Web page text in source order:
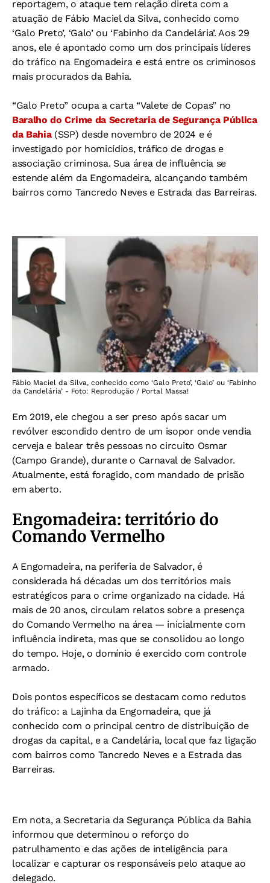
reportagem, o ataque tem relação direta com a
atuação de Fábio Maciel da Silva, conhecido como
‘Galo Preto’, ‘Galo’ ou ‘Fabinho da Candelária’. Aos 29
anos, ele é apontado como um dos principais líderes
do tráfico na Engomadeira e está entre os criminosos
mais procurados da Bahia.
“Galo Preto” ocupa a carta “Valete de Copas” no
Baralho do Crime da Secretaria de Segurança Pública
da Bahia(SSP) desde novembro de 2024 e é
investigado por homicídios, tráfico de drogas e
associação criminosa. Sua área de influência se
estende além da Engomadeira, alcançando também
bairros como Tancredo Neves e Estrada das Barreiras.
Fábio Maciel da Silva, conhecido como ‘Galo Preto’, ‘Galo’ ou ‘Fabinho
da Candelária’ - Foto: Reprodução / Portal Massa!
Em 2019, ele chegou a ser preso após sacar um
revólver escondido dentro de um isopor onde vendia
cerveja e balear três pessoas no circuito Osmar
(Campo Grande), durante o Carnaval de Salvador.
Atualmente, está foragido, com mandado de prisão
em aberto.
Engomadeira: território do
Comando Vermelho
A Engomadeira, na periferia de Salvador, é
considerada há décadas um dos territórios mais
estratégicos para o crime organizado na cidade. Há
mais de 20 anos, circulam relatos sobre a presença
do Comando Vermelho na área — inicialmente com
influência indireta, mas que se consolidou ao longo
do tempo. Hoje, o domínio é exercido com controle
armado.
Dois pontos específicos se destacam como redutos
do tráfico: a Lajinha da Engomadeira, que já
conhecido com o principal centro de distribuição de
drogas da capital, e a Candelária, local que faz ligação
com bairros como Tancredo Neves e a Estrada das
Barreiras.
Em nota, a Secretaria da Segurança Pública da Bahia
informou que determinou o reforço do
patrulhamento e das ações de inteligência para
localizar e capturar os responsáveis pelo ataque ao
delegado.